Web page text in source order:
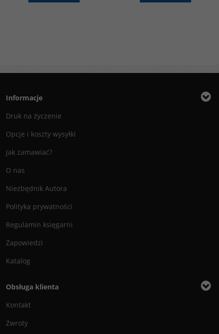
Informacje
Druk na życzenie
Opcje i koszty wysyłki
Jak zamawiać?
O nas
Niezbędnik Autora
Polityka prywatności
Regulamin księgarni
Zapowiedzi
Katalog
Obsługa klienta
Kontakt
Zwroty